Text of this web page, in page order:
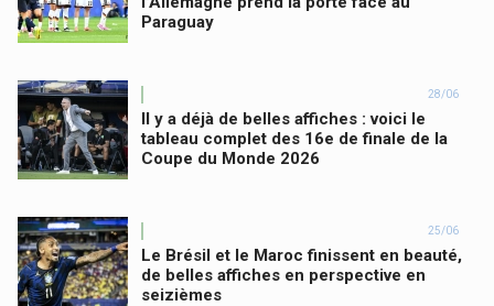
Paraguay
28/06
Il y a déjà de belles affiches : voici le
tableau complet des 16e de finale de la
Coupe du Monde 2026
25/06
Le Brésil et le Maroc finissent en beauté,
de belles affiches en perspective en
seizièmes